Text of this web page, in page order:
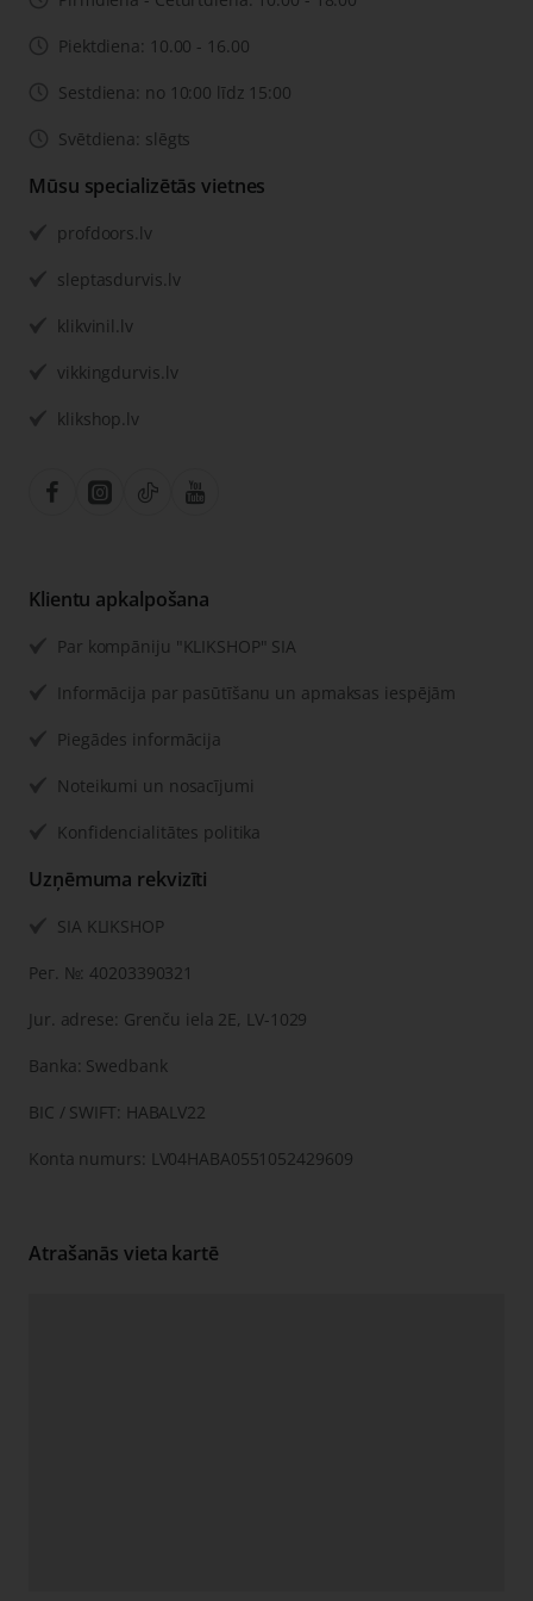
Piektdiena: 10.00 - 16.00
Sestdiena: no 10:00 līdz 15:00
Svētdiena: slēgts
Mūsu specializētās vietnes
profdoors.lv
sleptasdurvis.lv
klikvinil.lv
vikkingdurvis.lv
klikshop.lv
Klientu apkalpošana
Par kompāniju "KLIKSHOP" SIA
Informācija par pasūtīšanu un apmaksas iespējām
Piegādes informācija
Noteikumi un nosacījumi
Konfidencialitātes politika
Uzņēmuma rekvizīti
SIA KLIKSHOP
Рег. №: 40203390321
Jur. adrese: Grenču iela 2E, LV-1029
Banka: Swedbank
BIC / SWIFT: HABALV22
Konta numurs: LV04HABA0551052429609
Atrašanās vieta kartē